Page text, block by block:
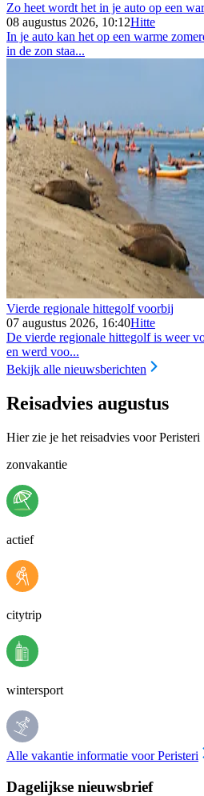
Zo heet wordt het in je auto op een
08 augustus 2026, 10:12Hitte
In je auto kan het op een warme
in de zon staa...
Vierde regionale hittegolf voorbij
07 augustus 2026, 16:40Hitte
De vierde regionale hittegolf is weer
en werd voo...
Bekijk alle nieuwsberichten
Reisadvies augustus
Hier zie je het reisadvies voor Peristeri
zonvakantie
actief
citytrip
wintersport
Alle vakantie informatie voor Peristeri
Dagelijkse nieuwsbrief